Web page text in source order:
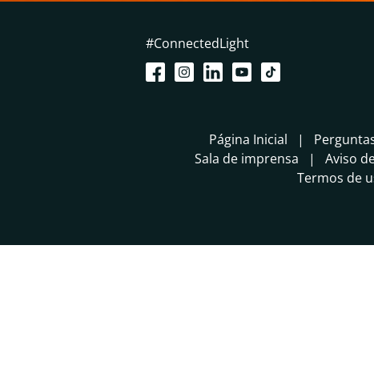
#ConnectedLight
Página Inicial
Sala de imprensa
Aviso
Termos de